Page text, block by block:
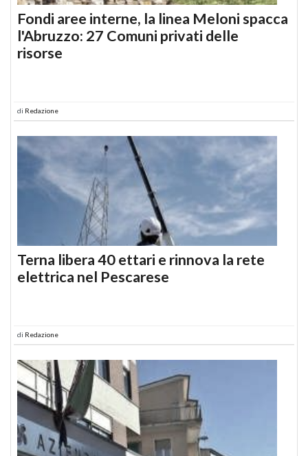
Fondi aree interne, la linea Meloni spacca
l'Abruzzo: 27 Comuni privati delle
risorse
di Redazione
Terna libera 40 ettari e rinnova la rete
elettrica nel Pescarese
di Redazione